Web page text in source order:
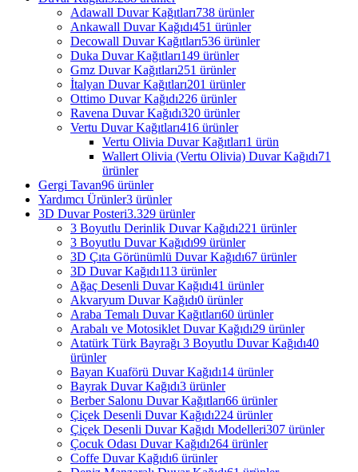
Adawall Duvar Kağıtları738 ürünler
Ankawall Duvar Kağıdı451 ürünler
Decowall Duvar Kağıtları536 ürünler
Duka Duvar Kağıtları149 ürünler
Gmz Duvar Kağıtları251 ürünler
İtalyan Duvar Kağıtları201 ürünler
Ottimo Duvar Kağıdı226 ürünler
Ravena Duvar Kağıdı320 ürünler
Vertu Duvar Kağıtları416 ürünler
Vertu Olivia Duvar Kağıtları1 ürün
Wallert Olivia (Vertu Olivia) Duvar Kağıdı71
ürünler
Gergi Tavan96 ürünler
Yardımcı Ürünler3 ürünler
3D Duvar Posteri3.329 ürünler
3 Boyutlu Derinlik Duvar Kağıdı221 ürünler
3 Boyutlu Duvar Kağıdı99 ürünler
3D Çıta Görünümlü Duvar Kağıdı67 ürünler
3D Duvar Kağıdı113 ürünler
Ağaç Desenli Duvar Kağıdı41 ürünler
Akvaryum Duvar Kağıdı0 ürünler
Araba Temalı Duvar Kağıtları60 ürünler
Arabalı ve Motosiklet Duvar Kağıdı29 ürünler
Atatürk Türk Bayrağı 3 Boyutlu Duvar Kağıdı40
ürünler
Bayan Kuaförü Duvar Kağıdı14 ürünler
Bayrak Duvar Kağıdı3 ürünler
Berber Salonu Duvar Kağıtları66 ürünler
Çiçek Desenli Duvar Kağıdı224 ürünler
Çiçek Desenli Duvar Kağıdı Modelleri307 ürünler
Çocuk Odası Duvar Kağıdı264 ürünler
Coffe Duvar Kağıdı6 ürünler